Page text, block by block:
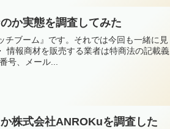
か実態を調査してみた
チブーム』です。それでは今回も一緒に見
情報商材を販売する業者は特商法の記載義
号、メール...
株式会社ANROKuを調査した